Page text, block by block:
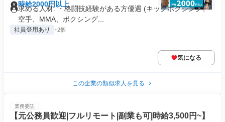
時給2000円以上
求める人材: ・格闘技経験がある方優遇 (キックボクシング、
空手、MMA、ボクシング...
社員登用あり +2個
気になる
この企業の類似求人を見る
業務委託
【元公務員歓迎|フルリモート|副業も可|時給3,500円~】